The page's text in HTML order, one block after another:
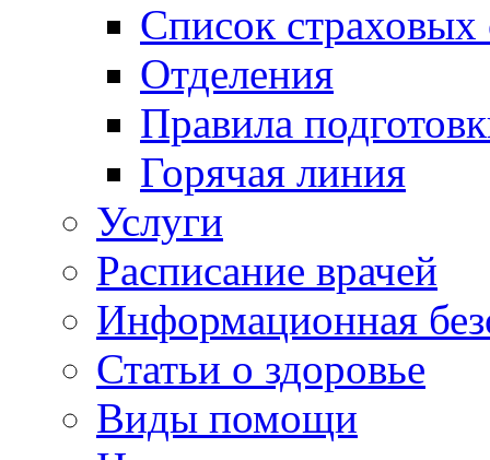
Список страховых
Отделения
Правила
Горячая линия
Услуги
Расписание врачей
Информационная
Статьи о здоровье
Виды помощи